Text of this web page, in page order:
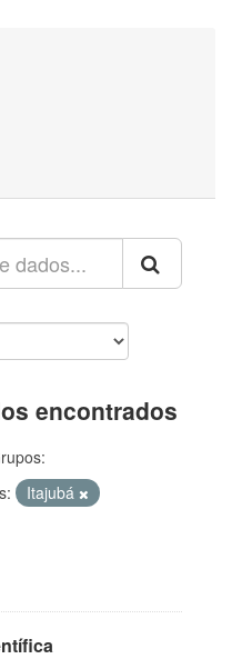
encontrados
Itajubá